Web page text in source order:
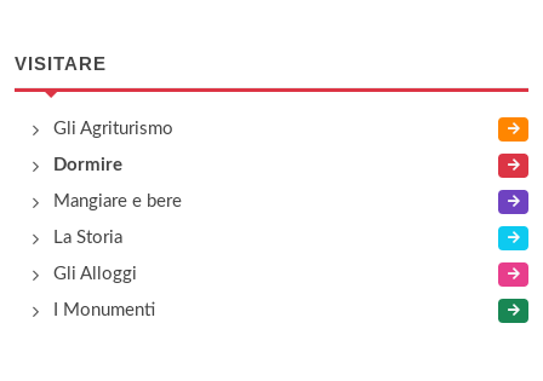
VISITARE
Gli Agriturismo
Dormire
Mangiare e bere
La Storia
Gli Alloggi
I Monumenti